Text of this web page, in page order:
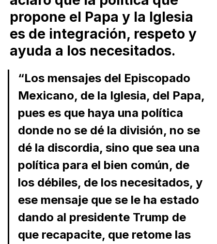
propone el Papa y la Iglesia
es de integración, respeto y
ayuda a los necesitados.
“Los mensajes del Episcopado
Mexicano, de la Iglesia, del Papa,
pues es que haya una política
donde no se dé la división, no se
dé la discordia, sino que sea una
política para el bien común, de
los débiles, de los necesitados, y
ese mensaje que se le ha estado
dando al presidente Trump de
que recapacite, que retome las